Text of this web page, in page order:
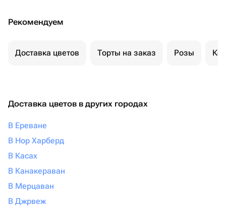
Рекомендуем
Доставка цветов Торты на заказ Розы
Доставка цветов в других городах
В Ереване
В Нор Харберд
В Касах
В Канакераван
В Мерцаван
В Джрвеж